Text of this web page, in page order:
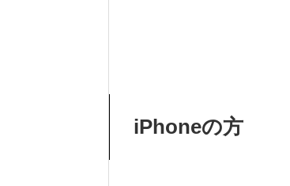
iPhoneの方